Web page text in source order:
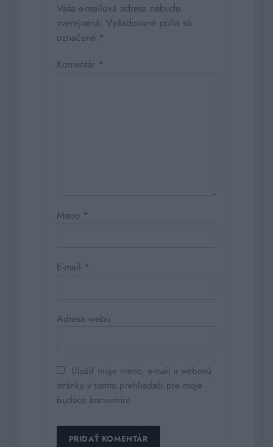
Vaša e-mailová adresa nebude
zverejnená. Vyžadované polia sú
označené *
Komentár *
Meno *
E-mail *
Adresa webu
Uložiť moje meno, e-mail a webovú
stránku v tomto prehliadači pre moje
budúce komentáre.